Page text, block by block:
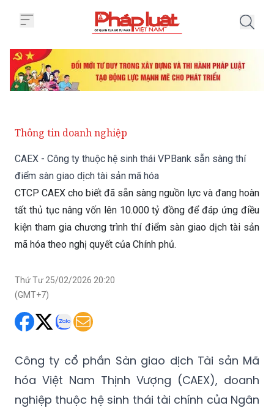
Thông tin doanh nghiệp
CAEX - Công ty thuộc hệ sinh thái VPBank sẵn sàng thí
điểm sàn giao dịch tài sản mã hóa
CTCP CAEX cho biết đã sẵn sàng nguồn lực và đang hoàn
tất thủ tục nâng vốn lên 10.000 tỷ đồng để đáp ứng điều
kiện tham gia chương trình thí điểm sàn giao dịch tài sản
mã hóa theo nghị quyết của Chính phủ.
Thứ Tư 25/02/2026 20:20
(GMT+7)
Công ty cổ phần Sàn giao dịch Tài sản Mã
hóa Việt Nam Thịnh Vượng (CAEX), doanh
nghiệp thuộc hệ sinh thái tài chính của Ngân